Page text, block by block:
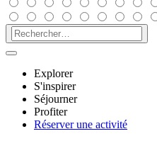
Explorer
S'inspirer
Séjourner
Profiter
Réserver une activité